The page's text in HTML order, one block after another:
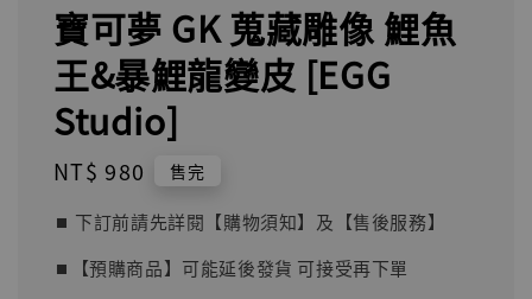
寶可夢 GK 蒐藏雕像 鯉魚
王&暴鯉龍變皮 [EGG
Studio]
Regular
NT$ 980 售完
⏹︎ 下訂前請先詳閱【購物須知】及【售後服務】
⏹︎【預購商品】可能延後發貨 可接受再下單